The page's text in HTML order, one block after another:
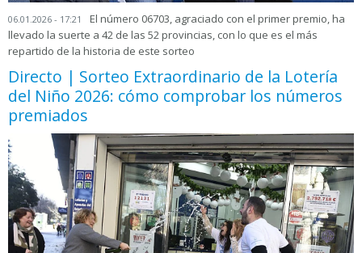
06.01.2026 - 17:21
El número 06703, agraciado con el primer premio, ha
llevado la suerte a 42 de las 52 provincias, con lo que es el más
repartido de la historia de este sorteo
Directo | Sorteo Extraordinario de la Lotería
del Niño 2026: cómo comprobar los números
premiados